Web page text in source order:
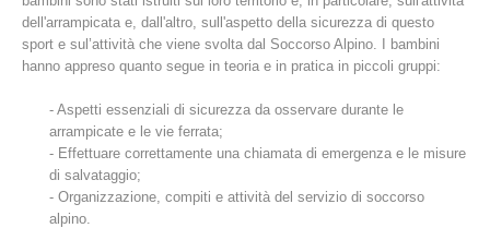
dell'arrampicata e, dall'altro, sull'aspetto della sicurezza di questo
sport e sul’attività che viene svolta dal Soccorso Alpino. I bambini
hanno appreso quanto segue in teoria e in pratica in piccoli gruppi:
- Aspetti essenziali di sicurezza da osservare durante le
arrampicate e le vie ferrata;
- Effettuare correttamente una chiamata di emergenza e le misure
di salvataggio;
- Organizzazione, compiti e attività del servizio di soccorso
alpino.